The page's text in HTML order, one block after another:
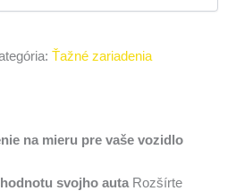
Ťažné zariadenia
na mieru pre vaše vozidlo
svojho auta Rozšírte